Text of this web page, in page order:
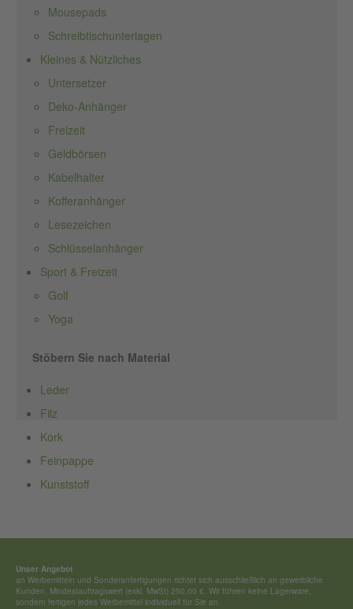
Mousepads
Schreibtischunterlagen
Kleines & Nützliches
Untersetzer
Deko-Anhänger
Freizeit
Geldbörsen
Kabelhalter
Kofferanhänger
Lesezeichen
Schlüsselanhänger
Sport & Freizeit
Golf
Yoga
Stöbern Sie nach Material
Leder
Filz
Kork
Feinpappe
Kunststoff
Unser Angebot
an Werbemitteln und Sonderan­fertigungen richtet sich ausschließ­lich an gewerbliche
Kunden. Mindestauftragswert (exkl. MwSt) 250,00 €. Wir führen keine Lagerware,
sondern fertigen jedes Werbemittel individuell für Sie an.